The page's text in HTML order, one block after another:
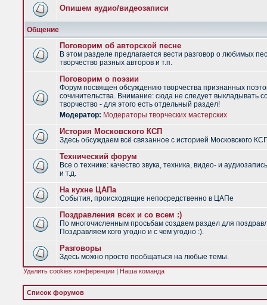
Опишем аудио/видеозаписи
Общение
Поговорим об авторской песне
В этом разделе предлагается вести разговор о любимых
творчество разных авторов и т.п.
Поговорим о поэзии
Форум посвящен обсуждению творчества признанных
сочинительства. Внимание: сюда не следует выкладывать
творчество - для этого есть отдельный раздел!
Модератор: Модераторы творческих мастерских
История Московского КСП
Здесь обсуждаем всё связанное с историей Московского
Технический форум
Все о технике: качество звука, техника, видео- и
и т.д.
На кухне ЦАПа
События, происходящие непосредственно в ЦАПе
Поздравления всех и со всем :)
По многочисленным просьбам создаем раздел для
Поздравляем кого угодно и с чем угодно :).
Разговоры
Здесь можно просто пообщаться на любые темы.
Удалить cookies конференции | Наша команда
Список форумов